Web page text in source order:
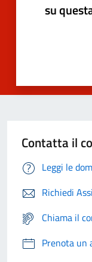
su
Contatta il
Leggi le
Richiedi
Chiama il
Prenota un